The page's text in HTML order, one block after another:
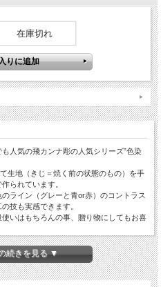
在庫切れ
人気の飛カンナ彫の人気シリーズ”色染
生地（きじ＝焼く前の状態のもの）を手
られています。
ライン（グレーと青or赤）のコントラス
技も実感できます。
いはもちろんの事、贈り物にしてもお喜
イデア次第で色々マルチな使い勝手のオ
お料理／お菓子の器、器を重ねてのコー
続きを見る ▼